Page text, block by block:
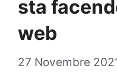
sta
web
27 Novembre